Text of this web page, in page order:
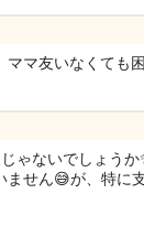
ママ友いなくても
ゃないでしょうか
ません😅が、特に